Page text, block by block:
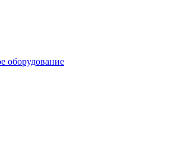
оборудование